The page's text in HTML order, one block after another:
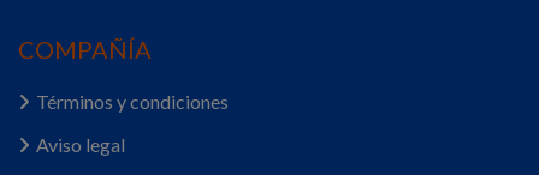
COMPAÑÍA
Términos y condiciones
Aviso legal